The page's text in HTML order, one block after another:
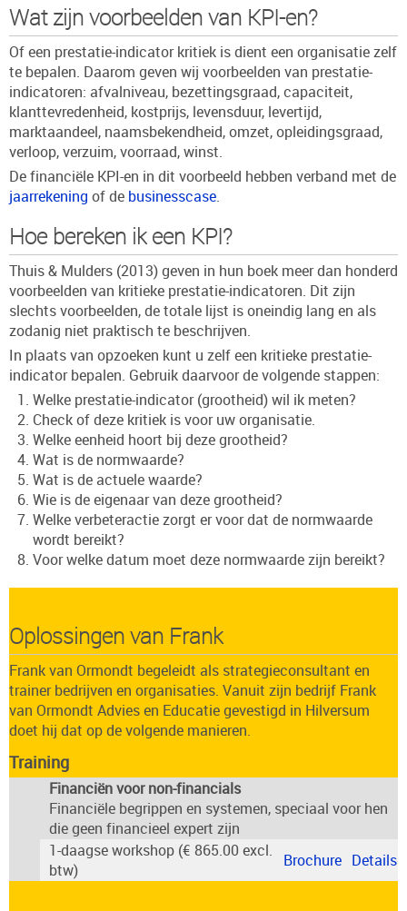
Wat zijn voorbeelden van KPI-en?
Of een prestatie-indicator kritiek is dient een organisatie zelf
te bepalen. Daarom geven wij voorbeelden van prestatie-
indicatoren: afvalniveau, bezettingsgraad, capaciteit,
klanttevredenheid, kostprijs, levensduur, levertijd,
marktaandeel, naamsbekendheid, omzet, opleidingsgraad,
verloop, verzuim, voorraad, winst.
De financiële KPI-en in dit voorbeeld hebben verband met de
jaarrekening of de businesscase.
Hoe bereken ik een KPI?
Thuis & Mulders (2013) geven in hun boek meer dan honderd
voorbeelden van kritieke prestatie-indicatoren. Dit zijn
slechts voorbeelden, de totale lijst is oneindig lang en als
zodanig niet praktisch te beschrijven.
In plaats van opzoeken kunt u zelf een kritieke prestatie-
indicator bepalen. Gebruik daarvoor de volgende stappen:
Welke prestatie-indicator (grootheid) wil ik meten?
Check of deze kritiek is voor uw organisatie.
Welke eenheid hoort bij deze grootheid?
Wat is de normwaarde?
Wat is de actuele waarde?
Wie is de eigenaar van deze grootheid?
Welke verbeteractie zorgt er voor dat de normwaarde
wordt bereikt?
Voor welke datum moet deze normwaarde zijn bereikt?
Oplossingen van Frank
Frank van Ormondt begeleidt als strategieconsultant en
trainerbedrijven en organisaties. Vanuit zijn bedrijf Frank
van Ormondt Advies en Educatiegevestigd in Hilversum
doet hij dat op de volgende manieren.
Training
Financiën voor non-financials
Financiële begrippen en systemen, speciaal voor hen
die geen financieel expert zijn
1-daagse workshop (€ 865.00 excl.
btw)
Brochure Details